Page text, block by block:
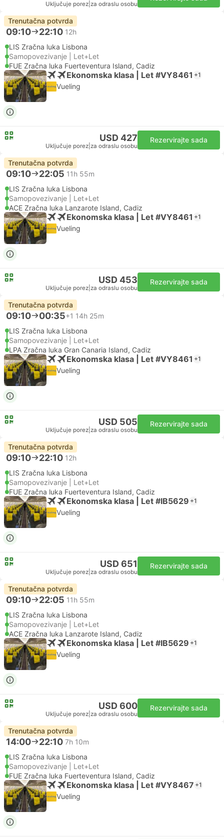
Uključuje porez za odraslu osobu
Trenutačna potvrda
09:10 22:10 12h
LIS Zračna luka Lisbona
Samopovezivanje | Let+Let
FUE Zračna luka Fuerteventura Island, Cadiz
Ekonomska klasa | Let #VY8461 +1
Vueling
USD 427
Uključuje porez za odraslu osobu
Rezervirajte sada
Trenutačna potvrda
09:10 22:05 11h 55m
LIS Zračna luka Lisbona
Samopovezivanje | Let+Let
ACE Zračna luka Lanzarote Island, Cadiz
Ekonomska klasa | Let #VY8461 +1
Vueling
USD 453
Uključuje porez za odraslu osobu
Rezervirajte sada
Trenutačna potvrda
09:10 00:35+1 14h 25m
LIS Zračna luka Lisbona
Samopovezivanje | Let+Let
LPA Zračna luka Gran Canaria Island, Cadiz
Ekonomska klasa | Let #VY8461 +1
Vueling
USD 505
Uključuje porez za odraslu osobu
Rezervirajte sada
Trenutačna potvrda
09:10 22:10 12h
LIS Zračna luka Lisbona
Samopovezivanje | Let+Let
FUE Zračna luka Fuerteventura Island, Cadiz
Ekonomska klasa | Let #IB5629 +1
Vueling
USD 651
Uključuje porez za odraslu osobu
Rezervirajte sada
Trenutačna potvrda
09:10 22:05 11h 55m
LIS Zračna luka Lisbona
Samopovezivanje | Let+Let
ACE Zračna luka Lanzarote Island, Cadiz
Ekonomska klasa | Let #IB5629 +1
Vueling
USD 600
Uključuje porez za odraslu osobu
Rezervirajte sada
Trenutačna potvrda
14:00 22:10 7h 10m
LIS Zračna luka Lisbona
Samopovezivanje | Let+Let
FUE Zračna luka Fuerteventura Island, Cadiz
Ekonomska klasa | Let #VY8467 +1
Vueling